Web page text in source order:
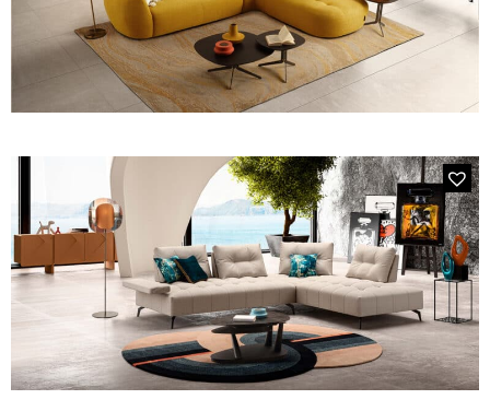
2626 WALLON
Le salon d’angle 5 places en tissu jaune tournesol